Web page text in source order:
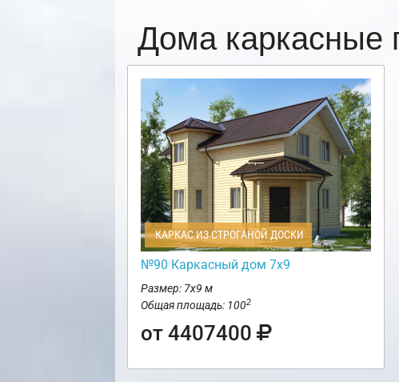
Дома
КАРКАС ИЗ СТРОГАНОЙ ДОСКИ
№90 Каркасный дом 7х9
Размер: 7х9 м
Общая площадь: 1002
от 4407400